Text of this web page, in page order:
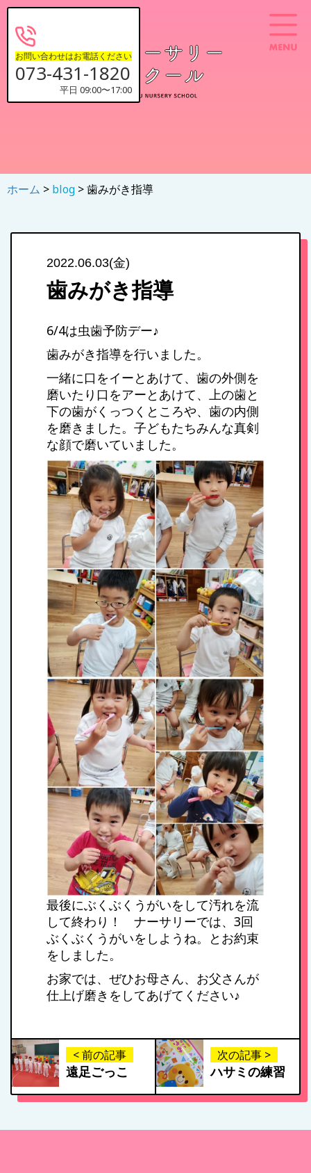
お問い合わせはお電話ください
073-431-1820
平日 09:00〜17:00
HOME
私たちの思い・教
育方針
1日のスケジュール
年間行事
入園案内
アクセス
お問い合わせ
ホーム > blog > 歯みがき指導
2022.06.03(金)
歯みがき指導
6/4は虫歯予防デー♪
歯みがき指導を行いました。
一緒に口をイーとあけて、歯の外側を
磨いたり口をアーとあけて、上の歯と
下の歯がくっつくところや、歯の内側
を磨きました。子どもたちみんな真剣
な顔で磨いていました。
最後にぶくぶくうがいをして汚れを流
して終わり！ ナーサリーでは、3回
ぶくぶくうがいをしようね。とお約束
をしました。
お家では、ぜひお母さん、お父さんが
仕上げ磨きをしてあげてください♪
< 前の記事
遠足ごっこ
次の記事 >
ハサミの練習